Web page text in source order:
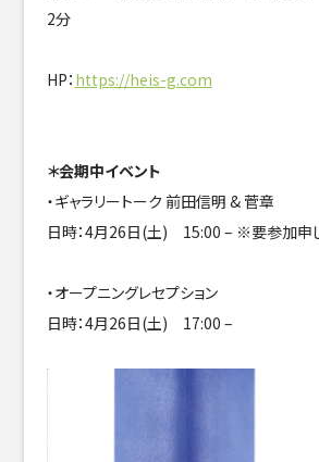
2分
HP： https://heis-g.com
＊会期中イベント
・ギャラリートーク 前田信明 & 菅章
日時：4月26日(土) 15:00 – ※要参加申
・オープニングレセプション
日時：4月26日(土) 17:00 –